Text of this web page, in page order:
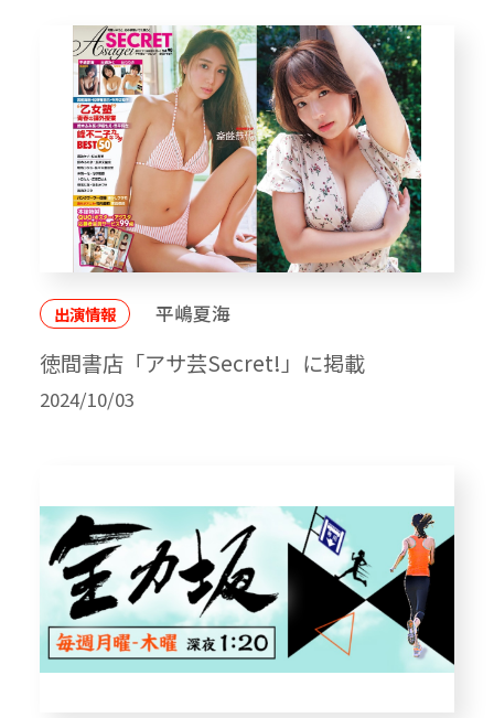
出演情報 平嶋夏海
徳間書店「アサ芸Secret!」に掲載
2024/10/03